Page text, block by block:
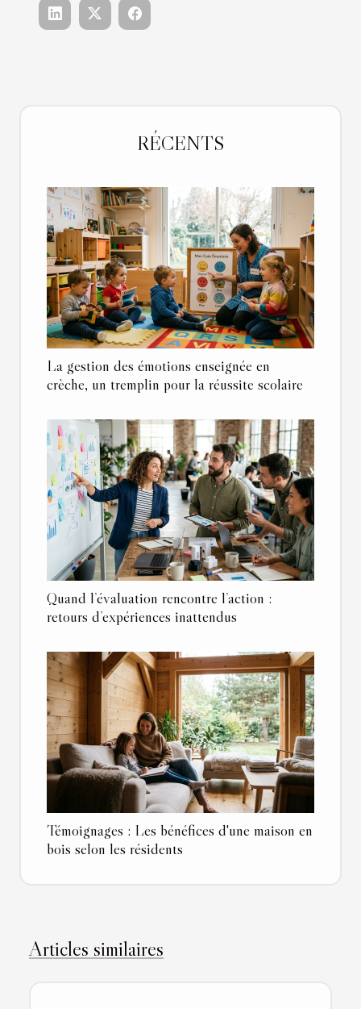
RÉCENTS
La gestion des émotions enseignée en
crèche, un tremplin pour la réussite scolaire
Quand l’évaluation rencontre l’action :
retours d’expériences inattendus
Témoignages : Les bénéfices d'une maison en
bois selon les résidents
Articles similaires